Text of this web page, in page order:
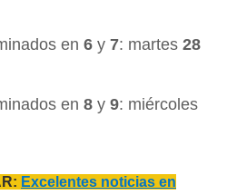
en 6 y 7: martes 28
en 8 y 9: miércoles
Excelentes noticias en